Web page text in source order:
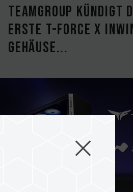
TEAMGROUP kündigt
erste T-FORCE x
Gehäuse...